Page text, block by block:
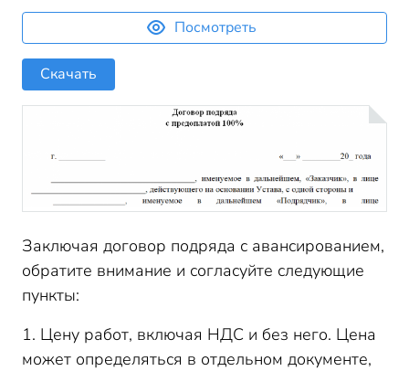
Посмотреть
Скачать
Заключая договор подряда с авансированием,
обратите внимание и согласуйте следующие
пункты:
1. Цену работ, включая НДС и без него. Цена
может определяться в отдельном документе,